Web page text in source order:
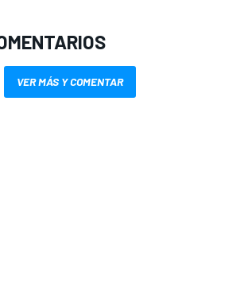
VER MÁS Y COMENTAR